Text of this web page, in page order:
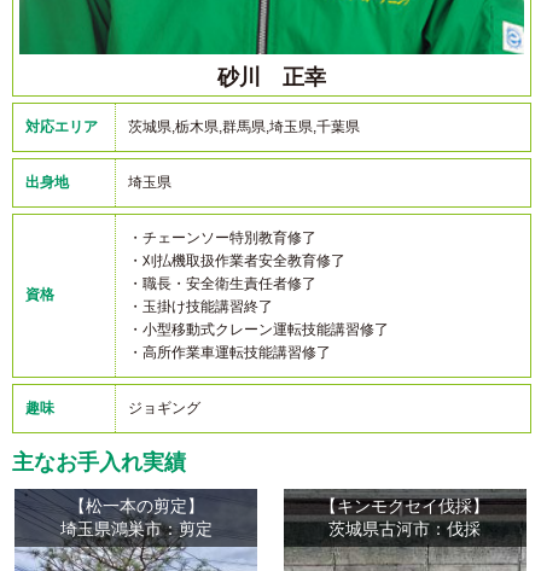
砂川 正幸
対応エリア 茨城県,栃木県,群馬県,埼玉県,千葉県
出身地 埼玉県
資格
・チェーンソー特別教育修了
・刈払機取扱作業者安全教育修了
・職長・安全衛生責任者修了
・玉掛け技能講習終了
・小型移動式クレーン運転技能講習修了
・高所作業車運転技能講習修了
趣味 ジョギング
主なお手入れ実績
【松一本の剪定】
埼玉県鴻巣市：剪定
【キンモクセイ伐採】
茨城県古河市：伐採